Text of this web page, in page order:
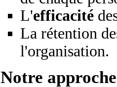
L'efficacité
La rétention
l'organisation.
Notre approche